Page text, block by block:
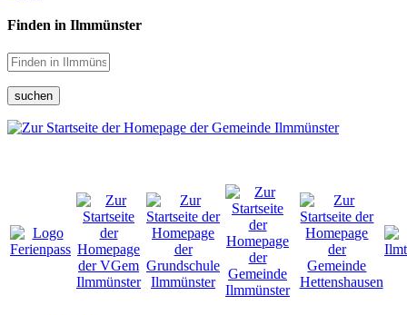
Finden in Ilmmünster
suchen